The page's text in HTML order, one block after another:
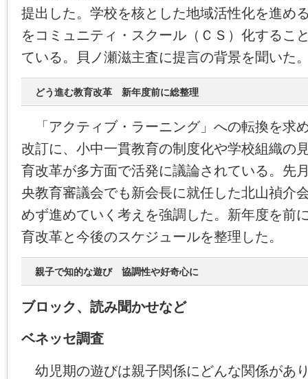
提出した。学校を核とした地域活性化を進め
をコミュニティ・スクール（ＣＳ）化するこ
ている。貝ノ瀬滋主査に提言の背景を聞いた
どう進む教育改革 新年度前に総整理
「アクティブ・ラーニング」への転換を求
改訂に、小中一貫教育の制度化や学校組織の
育改革が多方面で活発に議論されている。先
央教育審議会でも新会長に就任した北山禎介
めず進めていく考えを強調した。新年度を前
育改革と今後のスケジュールを整理した。
親子で知的な遊び 協調性や好奇心に
ブロック、読み聞かせなど
ベネッセ調査
幼児期の遊びは親子関係にどんな関係があ